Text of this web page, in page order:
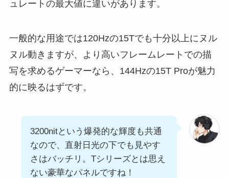
ュレートの最大値に違いがあります。
一般的な用途では120Hzの15Tでも十分以上にヌル
ヌル動きますが、より高いフレームレートでの描
写を求めるゲーマーなら、144Hzの15T Proが魅力
的に映るはずです。
3200nitという爆発的な輝度も共通
なので、直射日光の下でも見やす
さはバッチリ。Tシリーズとは思え
ない豪華なパネルですね！